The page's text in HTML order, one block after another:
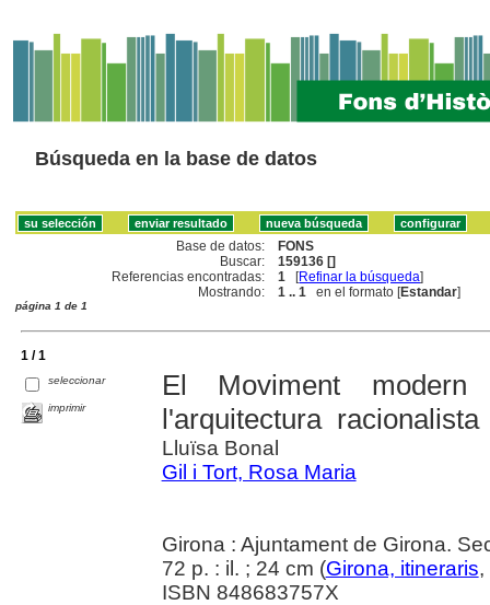
Búsqueda en la base de datos
Base de datos:
FONS
Buscar:
159136 []
Referencias encontradas:
1 [Refinar la búsqueda]
Mostrando:
1 .. 1 en el formato [Estandar]
página 1 de 1
1 / 1
seleccionar
imprimir
El Moviment
l'arquitectura racionalista
Lluïsa Bonal
Gil i Tort, Rosa Maria
Girona : Ajuntament de Girona.
72 p. : il. ; 24 cm (Girona, itineraris
ISBN 848683757X